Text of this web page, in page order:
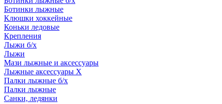
Ботинки лыжные
Клюшки хоккейные
Коньки ледовые
Крепления
Лыжи б/х
Лыжи
Мази лыжные и аксессуары
Лыжные аксессуары Х
Палки лыжные б/х
Палки лыжные
Санки, ледянки